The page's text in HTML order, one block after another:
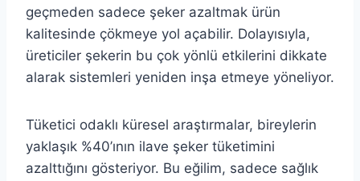
geçmeden sadece şeker azaltmak ürün
kalitesinde çökmeye yol açabilir. Dolayısıyla,
üreticiler şekerin bu çok yönlü etkilerini dikkate
alarak sistemleri yeniden inşa etmeye yöneliyor.
Tüketici odaklı küresel araştırmalar, bireylerin
yaklaşık %40’ının ilave şeker tüketimini
azalttığını gösteriyor. Bu eğilim, sadece sağlık